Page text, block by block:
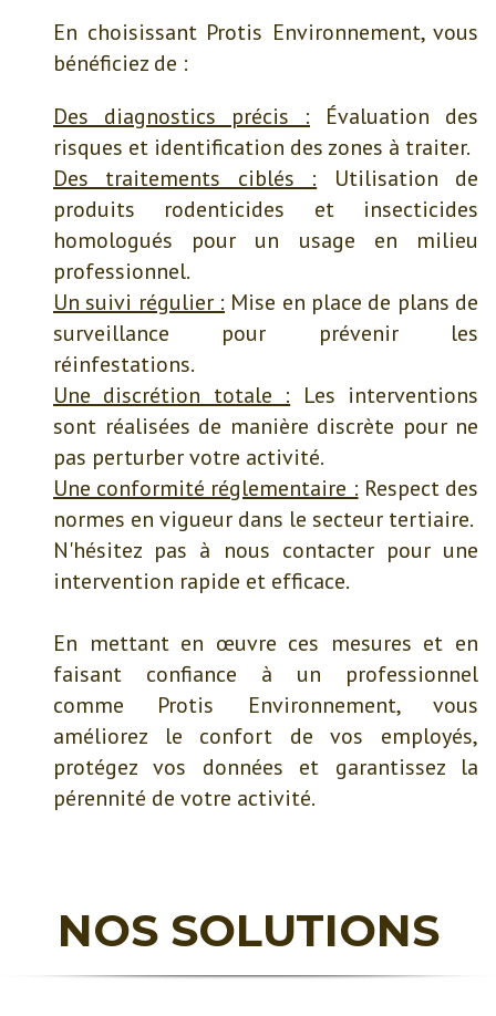
En choisissant Protis Environnement, vous
bénéficiez de :
Des diagnostics précis : Évaluation des
risques et identification des zones à traiter.
Des traitements ciblés : Utilisation de
produits rodenticides et insecticides
homologués pour un usage en milieu
professionnel.
Un suivi régulier : Mise en place de plans de
surveillance pour prévenir les
réinfestations.
Une discrétion totale : Les interventions
sont réalisées de manière discrète pour ne
pas perturber votre activité.
Une conformité réglementaire : Respect des
normes en vigueur dans le secteur tertiaire.
N'hésitez pas à nous contacter pour une
intervention rapide et efficace.
En mettant en œuvre ces mesures et en
faisant confiance à un professionnel
comme Protis Environnement, vous
améliorez le confort de vos employés,
protégez vos données et garantissez la
pérennité de votre activité.
NOS SOLUTIONS